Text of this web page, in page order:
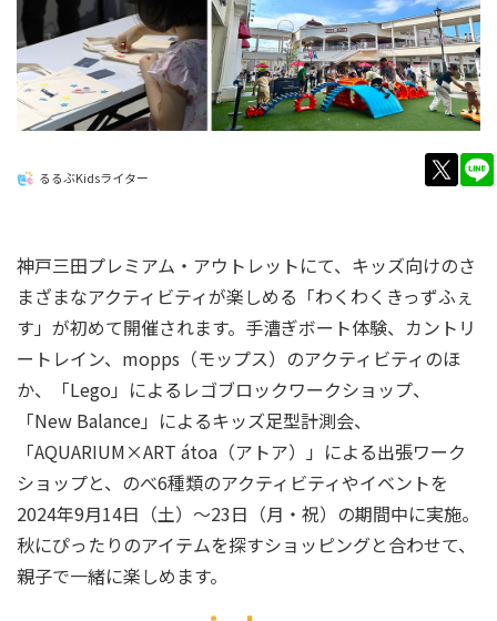
るるぶKidsライター
神戸三田プレミアム・アウトレットにて、キッズ向けのさ
まざまなアクティビティが楽しめる「わくわくきっずふぇ
す」が初めて開催されます。手漕ぎボート体験、カントリ
ートレイン、mopps（モップス）のアクティビティのほ
か、「Lego」によるレゴブロックワークショップ、
「New Balance」によるキッズ足型計測会、
「AQUARIUM×ART átoa（アトア）」による出張ワーク
ショップと、のべ6種類のアクティビティやイベントを
2024年9月14日（土）～23日（月・祝）の期間中に実施。
秋にぴったりのアイテムを探すショッピングと合わせて、
親子で一緒に楽しめます。